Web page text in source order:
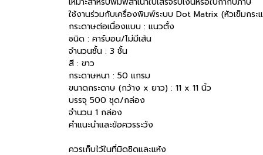
ใช้งานร่วมกับเครื่องพิมพ์ระบบ Dot Matrix (หัวเข็มกระ
กระดาษต่อเนื่องแบบ : แนวตั้ง
ชนิด : คาร์บอน/ไม่มีเส้น
จำนวนชั้น : 3 ชั้น
สี : ขาว
กระดาษหนา : 50 แกรม
ขนาดกระดาษ (กว้าง x ยาว) : 11 x 11 นิ้ว
บรรจุ 500 ชุด/กล่อง
จำนวน 1 กล่อง
คำแนะนำและข้อควรระวัง
ควรเก็บไว้ในที่มิดชิดและแห้ง